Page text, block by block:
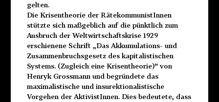
gelten.
Die Krisentheorie der RätekommunistInnen
stützte sich maßgeblich auf die pünktlich zum
Ausbruch der Weltwirtschaftskrise 1929
erschienene Schrift „Das Akkumulations- und
Zusammenbruchsgesetz des kapitalistischen
Systems. (Zugleich eine Krisentheorie)“ von
Henryk Grossmann und begründete das
maximalistische und insurektionalistische
Vorgehen der AktivistInnen. Dies bedeutete, dass